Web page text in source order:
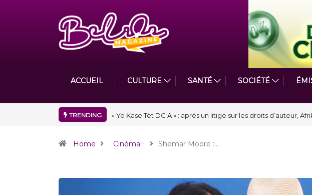
ACCUEIL CULTURE SANTÉ SOCIÉTÉ
TRENDING « Floraison » : la Division D de Toastmasters International en
Home Cinéma Shemar Moore :…